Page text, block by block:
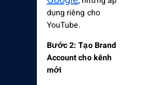
dụng riêng cho
YouTube.
Bước 2: Tạo Brand
Account cho kênh
mới